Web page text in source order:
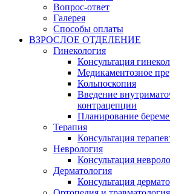
Вопрос-ответ
Галерея
Способы оплаты
ВЗРОСЛОЕ ОТДЕЛЕНИЕ
Гинекология
Консультация
Медикаментозное
Кольпоскопия
Введение
контрацепции
Планирование
Терапия
Консультация
Неврология
Консультация
Дерматология
Консультация